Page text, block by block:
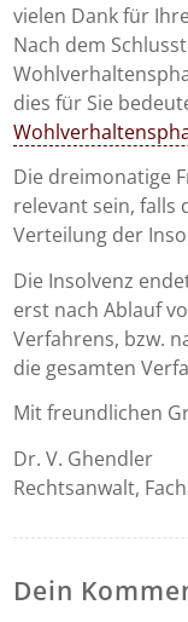
vielen Dank für
Nach dem
dies für Sie
Die dreimonatige
relevant sein, falls
Verteilung der
Die Insolvenz
erst nach Ablauf
Verfahrens, bzw.
die gesamten
Mit freundlichen
Dr. V. Ghendler
Rechtsanwalt,
Dein